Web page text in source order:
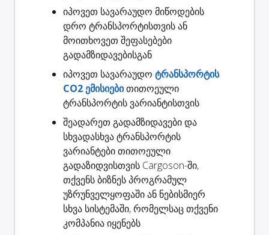
იპოვეთ სავარაუდო მიწოდების
დრო ტრანსპორტისთვის ან
მოითხოვეთ შეფასებები
გადამზიდავებისგან
იპოვეთ სავარაუდო ტრანსპორტის
CO2 ემისიებითითოეული
ტრანსპორტის ვარიანტისთვის
შეადარეთ გადამზიდავებიდა
სხვადასხვა ტრანსპორტის
ვარიანტები თითოეული
გადაზიდვისთვის Cargoson-ში,
თქვენს ბიზნეს პროგრამულ
უზრუნველყოფაში ან ნებისმიერ
სხვა სისტემაში, რომელსაც თქვენი
კომპანია იყენებს